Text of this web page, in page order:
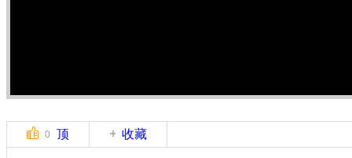
0 顶 收藏